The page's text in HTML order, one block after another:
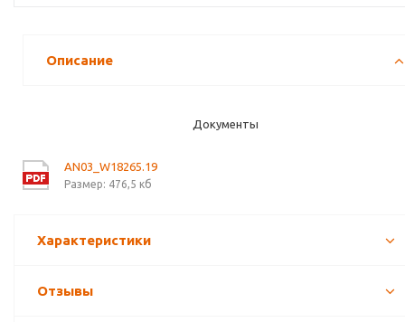
Описание
Документы
AN03_W18265.19
Размер: 476,5 кб
Характеристики
Отзывы